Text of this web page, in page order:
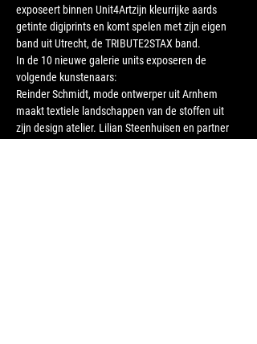
exposeert binnen Unit4Artzijn kleurrijke aards
getinte digiprints en komt spelen met zijn eigen
band uit Utrecht, de TRIBUTE2STAX band.
In de 10 nieuwe galerie units exposeren de
volgende kunstenaars:
Reinder Schmidt, mode ontwerper uit Arnhem
maakt textiele landschappen van de stoffen uit
zijn design atelier. Lilian Steenhuisen en partner